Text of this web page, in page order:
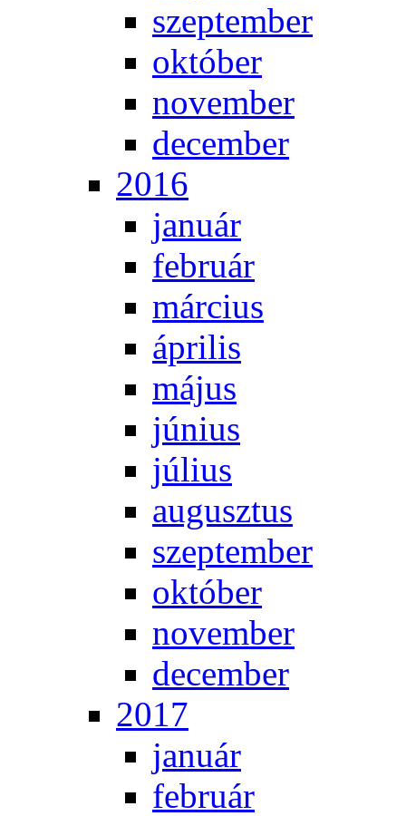
szep­tem­ber
ok­tó­ber
no­vem­ber
de­cem­ber
2016
ja­nu­ár
feb­ru­ár
már­ci­us
áp­ri­lis
má­jus
jú­ni­us
jú­li­us
au­gusz­tus
szep­tem­ber
ok­tó­ber
no­vem­ber
de­cem­ber
2017
ja­nu­ár
feb­ru­ár